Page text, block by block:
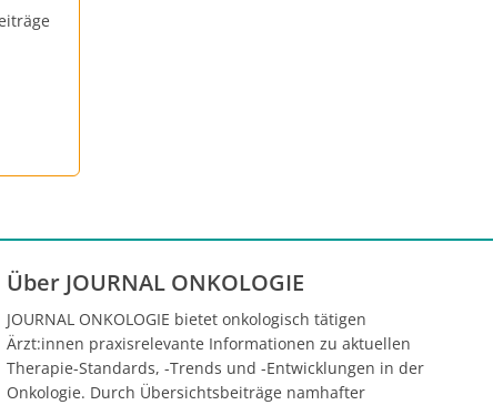
Über JOURNAL ONKOLOGIE
JOURNAL ONKOLOGIE bietet onkologisch tätigen
Ärzt:innen praxisrelevante Informationen zu aktuellen
Therapie-Standards, -Trends und -Entwicklungen in der
Onkologie. Durch Übersichtsbeiträge namhafter